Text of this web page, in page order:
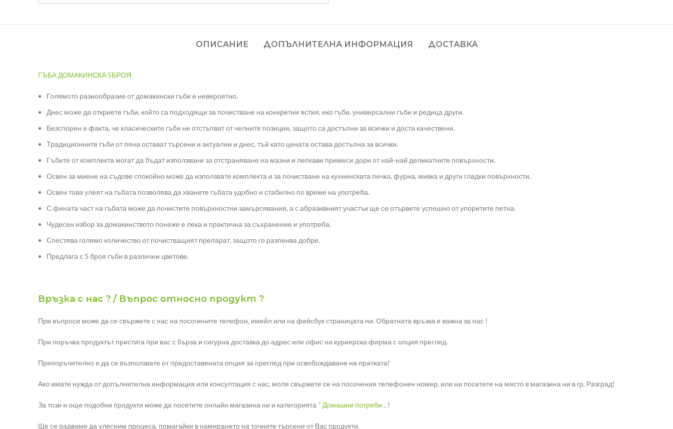
ОПИСАНИЕ ДОПЪЛНИТЕЛНА ИНФОРМАЦИЯ ДОСТАВКА
ГЪБА ДОМАКИНСКА 5БРОЯ
Голямото разнообразие от домакински гъби е невероятно.
Днес може да откриете гъби, който са подходящи за почистване на конкретни ястия, еко гъби, универсални гъби и редица други.
Безспорен е факта, че класическите гъби не отстъпват от челните позиции, защото са достъпни за всички и доста качествени.
Традиционните гъби от пяна остават търсени и актуални и днес, тъй като цената остава достъпна за всички.
Гъбите от комплекта могат да бъдат използвани за отстраняване на мазни и лепкави примеси дори от най-най деликатните повърхности.
Освен за миене на съдове спокойно може да използвате комплекта и за почистване на кухненската печка, фурна, мивка и други гладки повърхности.
Освен това улеят на гъбата позволява да хванете гъбата удобно и стабилно по време на употреба.
С фината част на гъбата може да почистите повърхностни замърсявания, а с абразивният участък ще се отървете успешно от упоритите петна.
Чудесен избор за домакинството понеже е лека и практична за съхранение и употреба.
Спестява голямо количество от почистващият препарат, защото го разпенва добре.
Предлага с 5 броя гъби в различни цветове.
Връзка с нас ? / Въпрос относно продукт ?
При въпроси може да се свържете с нас на посочените телефон, имейл или на фейсбук страницата ни. Обратната връзка е важна за нас !
При поръчка продуктът пристига при вас с бърза и сигурна доставка до адрес или офис на куриерска фирма с опция преглед.
Препоръчително е да се възползвате от предоставената опция за преглед при освобождаване на пратката!
Ако имате нужда от допълнителна информация или консултация с нас, моля свържете се на посочения телефонен номер, или ни посетете на място в магазина ни в гр. Разград!
За този и още подобни продукти може да посетите онлайн магазина ни и категорията “ Домашни потреби „ !
Ще се радваме да улесним процеса, помагайки в намирането на точните търсени от Вас продукти.